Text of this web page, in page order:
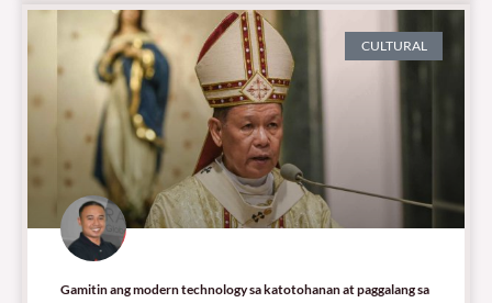
CULTURAL
Gamitin ang modern technology sa katotohanan at paggalang sa